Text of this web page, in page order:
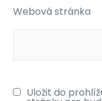
Webová stránka
Uložit do